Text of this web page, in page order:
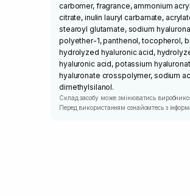
carbomer, fragrance, ammonium
citrate, inulin lauryl carbamate,
stearoyl glutamate, sodium
polyether-1, panthenol, tocopherol,
hydrolyzed hyaluronic acid,
hyaluronic acid, potassium
hyaluronate crosspolymer, sodium
dimethylsilanol.
Склад засобу може змінюватись
Перед використанням ознайомтесь з